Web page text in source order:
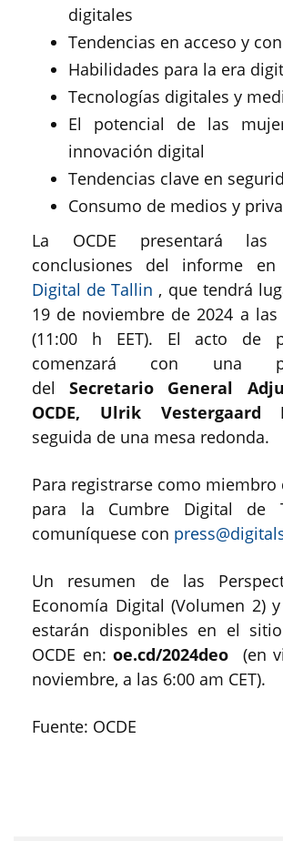
digitales
Tendencias en acceso y
Habilidades para la era
Tecnologías digitales y
El potencial de las
innovación digital
Tendencias clave en
Consumo de medios y
La OCDE presentará las
conclusiones del informe
Digital de Tallin , que tendrá
19 de noviembre de 2024 a las
(11:00 h EET). El acto de
comenzará con una
delSecretario General
OCDE, Ulrik Vestergaard
seguida de una mesa redonda.
Para registrarse como miembro
para la Cumbre Digital de
comuníquese con
Un resumen de las
Economía Digital (Volumen 2)
estarán disponibles en el
OCDE en:oe.cd/2024deo (en
noviembre, a las 6:00 am CET).
Fuente: OCDE